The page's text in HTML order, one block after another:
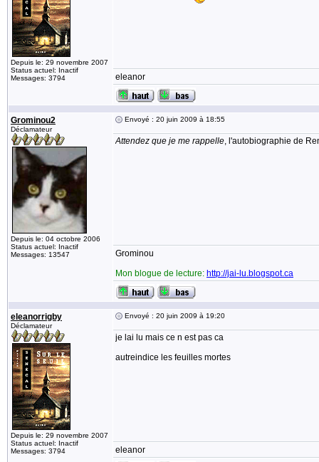
Depuis le: 29 novembre 2007
Status actuel: Inactif
Messages: 3794
eleanor
Grominou2
Déclamateur
Depuis le: 04 octobre 2006
Status actuel: Inactif
Messages: 13547
Envoyé : 20 juin 2009 à 18:55
Attendez que je me rappelle, l'autobiographie de
Grominou
Mon blogue de lecture: http://jai-lu.blogspot.ca
eleanorrigby
Déclamateur
Depuis le: 29 novembre 2007
Status actuel: Inactif
Messages: 3794
Envoyé : 20 juin 2009 à 19:20
je lai lu mais ce n est pas ca
autreindice les feuilles mortes
eleanor